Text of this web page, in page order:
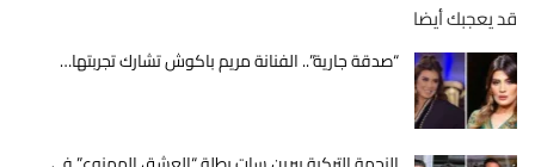
قد يعجبك أيضا
“صدقة جارية”.. الفنانة مريم باكوش تشارك تجربتها…